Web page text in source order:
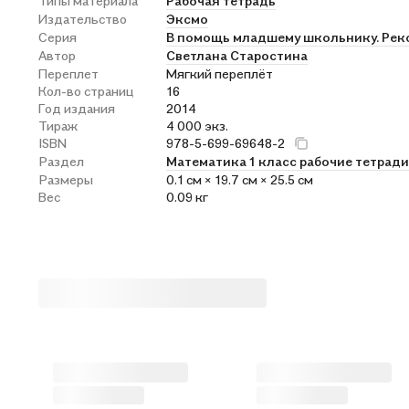
Издательство
Эксмо
Серия
В помощь младшему школьнику.
Автор
Светлана Старостина
Переплет
Мягкий переплёт
Кол-во страниц
16
Год издания
2014
Тираж
4 000 экз.
ISBN
978-5-699-69648-2
Раздел
Математика 1 класс рабочие тетради
Размеры
0.1 см × 19.7 см × 25.5 см
Вес
0.09 кг